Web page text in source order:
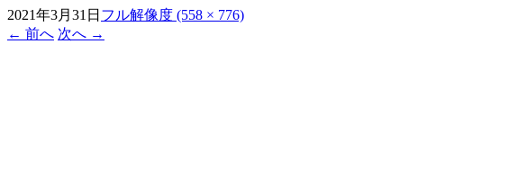
2021年3月31日 フル解像度 (558 × 776)
← 前へ 次へ →